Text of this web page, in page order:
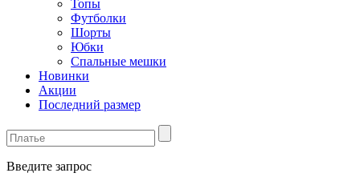
Топы
Футболки
Шорты
Юбки
Спальные мешки
Новинки
Акции
Последний размер
Введите запрос